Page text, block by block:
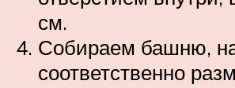
см.
Собираем башню,
соответственно